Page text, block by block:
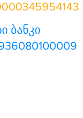
ბანკი